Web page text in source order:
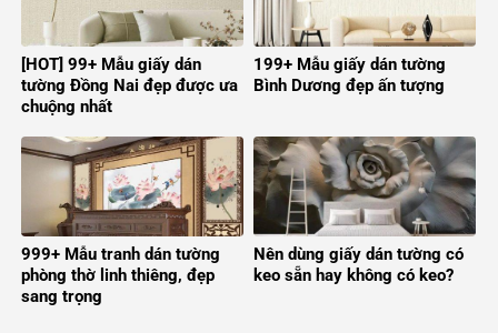
[HOT] 99+ Mẫu giấy dán
tường Đồng Nai đẹp được ưa
chuộng nhất
199+ Mẫu giấy dán tường
Bình Dương đẹp ấn tượng
999+ Mẫu tranh dán tường
phòng thờ linh thiêng, đẹp
sang trọng
Nên dùng giấy dán tường có
keo sẵn hay không có keo?